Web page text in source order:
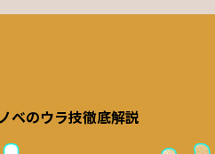
ベのウラ技徹底解説